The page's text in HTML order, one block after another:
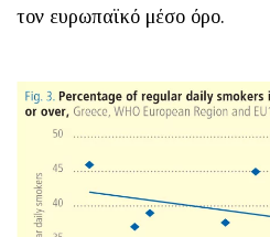
τον ευρωπαϊκό μέσο όρο.